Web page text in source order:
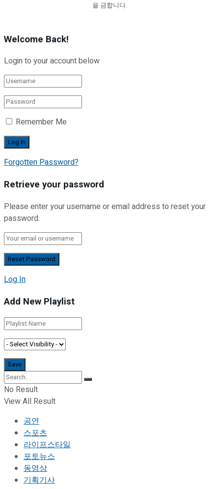
을 금합니다.
Welcome Back!
Login to your account below
Remember Me
Forgotten Password?
Retrieve your password
Please enter your username or email address to reset your
password.
Log In
Add New Playlist
No Result
View All Result
공연
스포츠
라이프스타일
포토뉴스
동영상
기획기사